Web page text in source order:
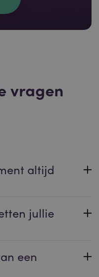
vragen
altijd
jullie
een